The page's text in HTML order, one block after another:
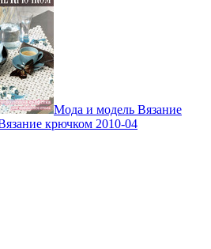
Мода и модель Вязание
крючком 2010-04